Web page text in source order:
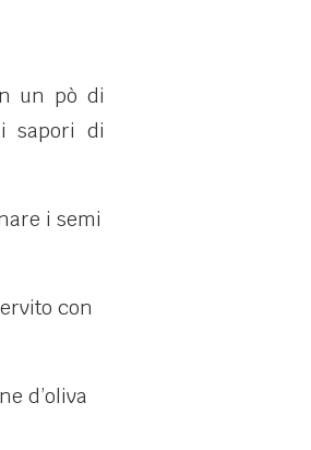
un pò di
sapori di
i semi
con
d’oliva